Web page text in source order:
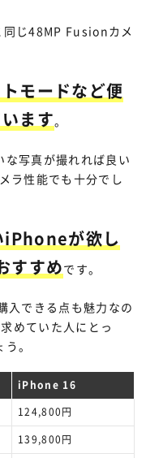
じ48MP Fusionカメ
モードなど便
ます。
写真が撮れれば良い
ラ性能でも十分でし
iPhoneが欲し
すすめです。
できる点も魅力なの
めていた人にとっ
。
iPhone 16
124,800円
139,800円